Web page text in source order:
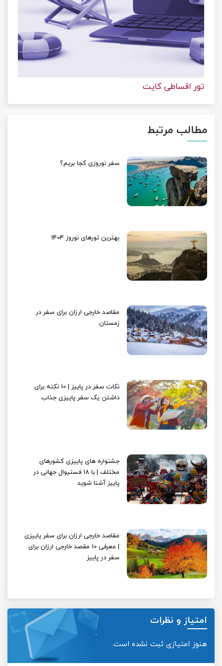
تور اقساطی کایت
مطالب مرتبط
سفر نوروزی کجا بریم؟
بهترین تورهای نوروز 1404
مقاصد خارجی ارزان برای سفر در
زمستان
نکات سفر در پاییز | 10 نکته برای
داشتن یک سفر پاییزی جذاب
جشنواره های پاییزی کشورهای
مختلف | با 18 فستیوال جهانی در
پاییز آشنا شوید
مقاصد خارجی ارزان برای سفر پاییزی
| معرفی 10 مقصد خارجی ارزان برای
سفر در پاییز
امتیاز و نظرات
هنوز امتیازی ثبت نشده است.